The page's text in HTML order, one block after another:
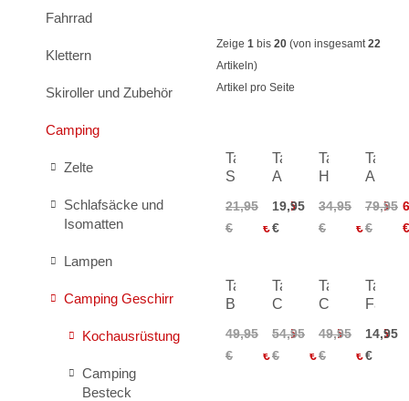
Fahrrad
Klettern
Skiroller und Zubehör
Camping
Zelte
Schlafsäcke und
Isomatten
Lampen
Camping Geschirr
Kochausrüstung
Camping
Besteck
Zeige 1 bis 20 (von insgesamt22
Artikeln)
Artikel pro Seite
Tatonka
Stand
Burner
21,95
€
17,95
€
Tatonka
Alcohol
19,95
€
Tatonka
Hobo
34,95
€
28,95
€
Set
79,95
€
€
Tatonka
Burner
49,95
€
36,95
€
Tatonka
Camp
Large
54,95
€
45,95
€
Tatonka
Camp
Regular
49,95
€
36,95
€
14,95
€